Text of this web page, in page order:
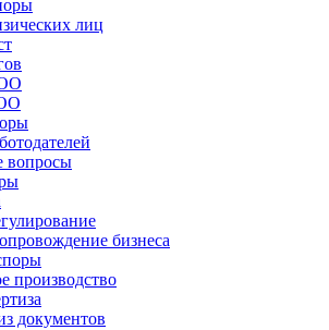
лиц
вопросы
бизнеса
производство
документов